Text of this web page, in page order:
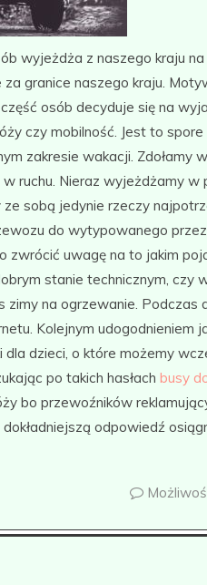
wyjeżdża z naszego kraju
za granice naszego kraju.
osób decyduje się na
czy mobilność. Jest to spore
zakresie wakacji. Zdołamy
ruchu. Nieraz wyjeżdżamy w
sobą jedynie rzeczy
do wytypowanego
zwrócić uwagę na to jakim
stanie technicznym, czy
zimy na ogrzewanie. Podczas
Kolejnym udogodnieniem
dzieci, o które możemy
po takich hasłach busy
bo przewoźników
odpowiedź